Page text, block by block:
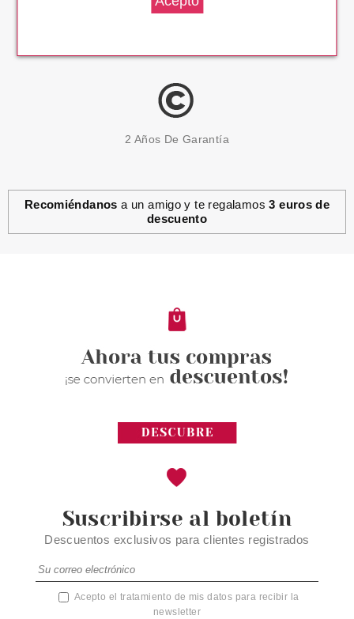
2 Años De Garantía
Recomiéndanos a un amigo y te regalamos3 euros de
descuento
Suscribirse al boletín
Descuentos exclusivos para clientes registrados
Acepto el tratamiento de mis datos para recibir la
newsletter